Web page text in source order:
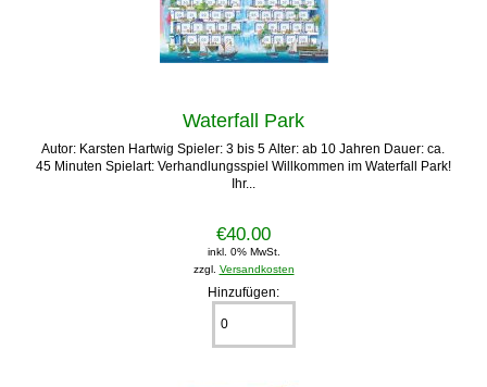
Waterfall Park
Autor: Karsten Hartwig Spieler: 3 bis 5 Alter: ab 10 Jahren Dauer: ca.
45 Minuten Spielart: Verhandlungsspiel Willkommen im Waterfall Park!
Ihr...
€40.00
inkl. 0% MwSt.
zzgl. Versandkosten
Hinzufügen: